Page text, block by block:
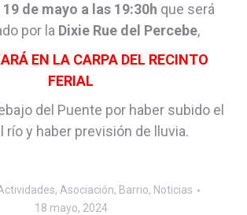
de mayo a las 19:30h que será
por la Dixie Rue del Percebe,
EN LA CARPA DEL RECINTO
FERIAL
del Puente por haber subido el
río y haber previsión de lluvia.
, Asociación, Barrio, Noticias
18 mayo, 2024